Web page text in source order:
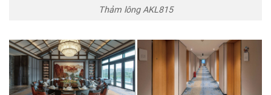
Thảm lông AKL815